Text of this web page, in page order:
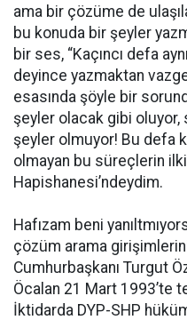
ama bir çözüme de
bu konuda bir şeyler
bir ses, “Kaçıncı defa
deyince yazmaktan
esasında şöyle bir
şeyler olacak gibi oluyor,
şeyler olmuyor! Bu defa
olmayan bu süreçlerin
Hapishanesi’ndeydim.
Hafızam beni
çözüm arama
Cumhurbaşkanı Turgut
Öcalan 21 Mart 1993’te
İktidarda DYP-SHP